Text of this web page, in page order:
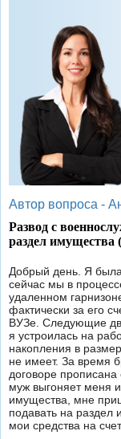
Автор вопроса -
Развод с
раздел
Добрый день. Я
сейчас мы в
удаленном
фактически за его
ВУЗе. Следующие
я устроилась на
накопления в
не имеет. За время
договоре
муж выгоняет меня
имущества, мне
подавать на
мои средства на